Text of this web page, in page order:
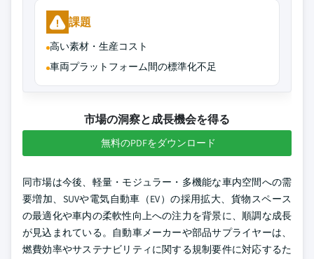
課題
高い素材・生産コスト
車両プラットフォーム間の標準化不足
市場の洞察と成長機会を得る
無料のPDFをダウンロード
同市場は今後、軽量・モジュラー・多機能な車内空間への需
要増加、SUVや電気自動車（EV）の採用拡大、貨物スペース
の最適化や車内の柔軟性向上への注力を背景に、順調な成長
が見込まれている。自動車メーカーや部品サプライヤーは、
燃費効率やサステナビリティに関する規制要件に対応するた